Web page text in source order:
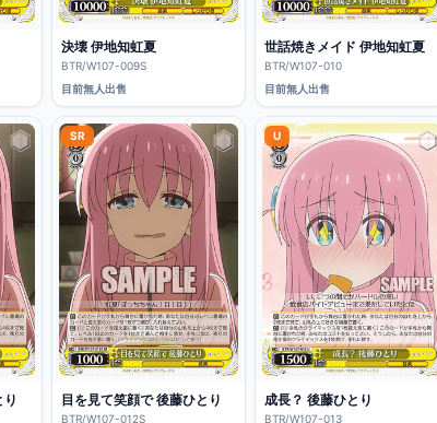
決壊 伊地知虹夏
BTR/W107-009S
目前無人出售
世話焼きメイド 伊地知虹夏
BTR/W107-010
目前無人出售
SR
目を見て笑顔で 後藤ひとり
BTR/W107-012S
U
成長？ 後藤ひとり
BTR/W107-013